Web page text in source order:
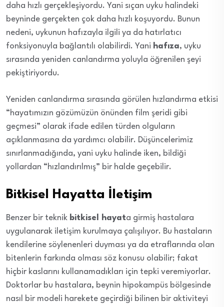
daha hızlı gerçekleşiyordu. Yani sıçan uyku halindeki
beyninde gerçekten çok daha hızlı koşuyordu. Bunun
nedeni, uykunun hafızayla ilgili ya da hatırlatıcı
fonksiyonuyla bağlantılı olabilirdi. Yani hafıza, uyku
sırasında yeniden canlandırma yoluyla öğrenilen şeyi
pekiştiriyordu.
Yeniden canlandırma sırasında görülen hızlandırma etkisi
“hayatımızın gözümüzün önünden film şeridi gibi
geçmesi” olarak ifade edilen türden olguların
açıklanmasına da yardımcı olabilir. Düşüncelerimiz
sınırlanmadığında, yani uyku halinde iken, bildiği
yollardan “hızlandırılmış” bir halde geçebilir.
Bitkisel Hayatta İletişim
Benzer bir teknik bitkisel hayata girmiş hastalara
uygulanarak iletişim kurulmaya çalışılıyor. Bu hastaların
kendilerine söylenenleri duyması ya da etraflarında olan
bitenlerin farkında olması söz konusu olabilir; fakat
hiçbir kaslarını kullanamadıkları için tepki veremiyorlar.
Doktorlar bu hastalara, beynin hipokampüs bölgesinde
nasıl bir modeli harekete geçirdiği bilinen bir aktiviteyi